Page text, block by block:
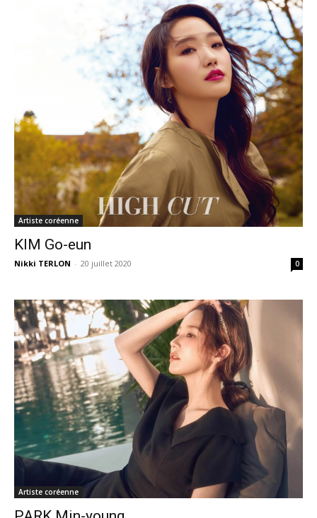
Artiste coréenne
KIM Go-eun
Nikki TERLON - 20 juillet 2020 0
Artiste coréenne